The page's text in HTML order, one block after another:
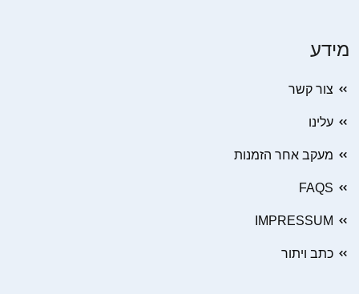
מידע
צור קשר
עלינו
מעקב אחר הזמנות
FAQS
IMPRESSUM
כתב ויתור